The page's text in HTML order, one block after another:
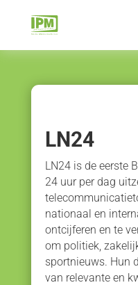
LN24
LN24 is de eerste
24 uur per dag
nationaal en
ontcijferen en te
om politiek,
sportnieuws. Hun
van relevante en